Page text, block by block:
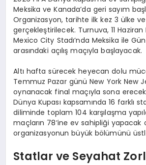
Meksika ve Kanada’da geri sayım
Organizasyon, tarihte ilk kez 3 ülke
gerçekleştirilecek. Turnuva, 11
Mexico City Stadı’nda Meksika ile
arasındaki açılış maçıyla başlayacak.
Altı hafta sürecek heyecan dolu
Temmuz Pazar günü New York New
oynanacak final maçıyla sona
Dünya Kupası kapsamında 16 farklı
diliminde toplam 104 karşılaşma
maçların 78’ine ev sahipliği yapacak
organizasyonun büyük bölümünü
Statlar ve Seyahat